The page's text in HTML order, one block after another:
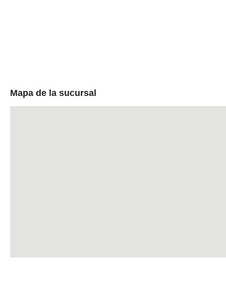
Mapa de la sucursal